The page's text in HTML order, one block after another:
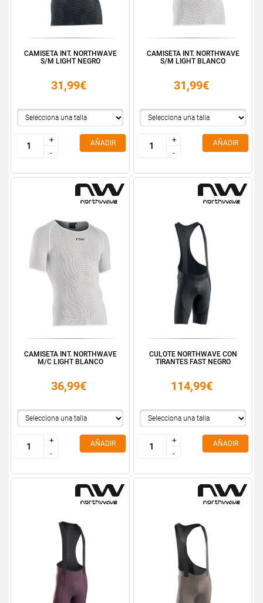
CAMISETA INT. NORTHWAVE
S/M LIGHT NEGRO
31,99€
+
-
+
-
AÑADIR
CAMISETA INT. NORTHWAVE
S/M LIGHT BLANCO
31,99€
+
-
+
-
AÑADIR
CAMISETA INT. NORTHWAVE
M/C LIGHT BLANCO
36,99€
+
-
+
-
AÑADIR
CULOTE NORTHWAVE CON
TIRANTES FAST NEGRO
114,99€
+
-
+
-
AÑADIR